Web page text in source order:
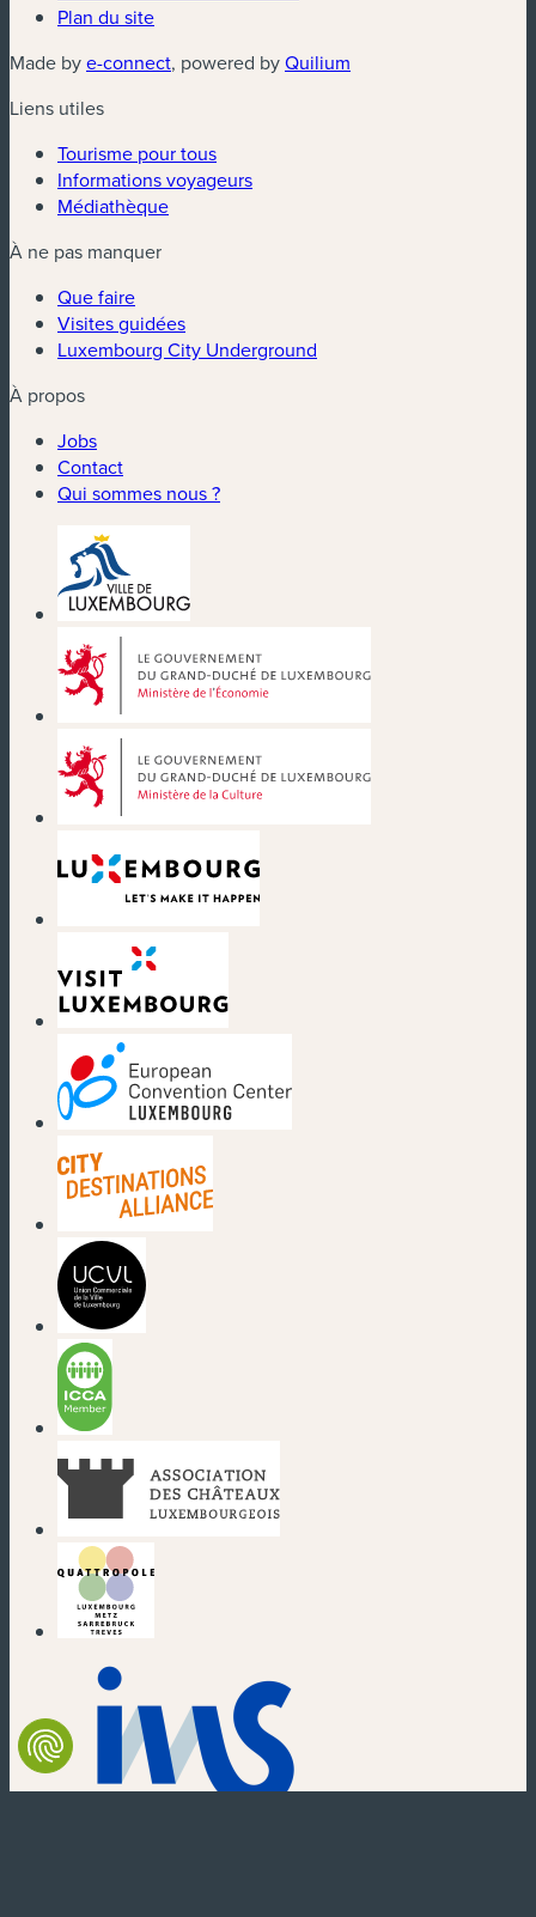
Plan du site
Made bye-connect(nouvelle fenêtre)
, powered byQuilium
Liens utiles
Tourisme pour tous
Informations voyageurs
Médiathèque
À ne pas manquer
Que faire
Visites guidées
Luxembourg City Underground
À propos
Jobs
Contact
Qui sommes nous ?